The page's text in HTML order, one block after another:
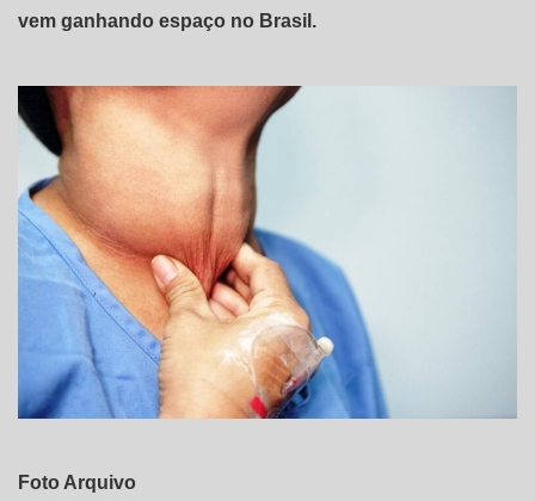
vem ganhando espaço no Brasil.
Foto Arquivo